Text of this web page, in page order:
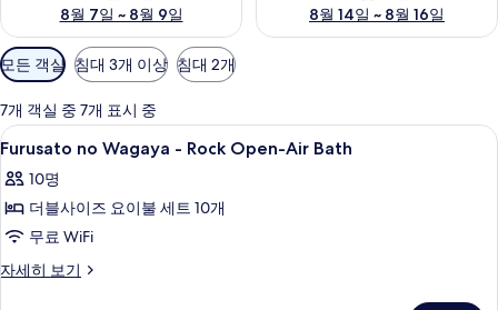
8월 7일 ~ 8월 9일
8월 14일 ~ 8월 16일
객
실
에
사
용
가
능
한
터
모든 객실 침대 3개 이상 침대 2개
7개 객실 중 7개 표시 중
Furusato
no
Wagaya
-
Rock
Open-
1
Furusato no Wagaya - Rock Open-Air Bath
10명
더블사이즈 요이불 세트 10개
무료 WiFi
자세히 보기
Furusato